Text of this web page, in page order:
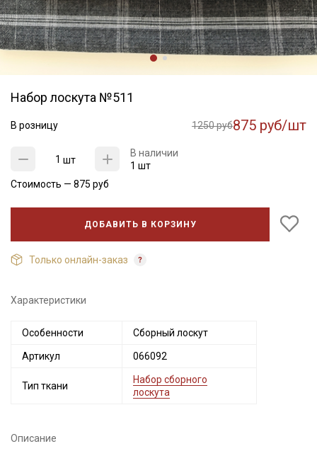
Набор лоскута №511
В розницу 1250 руб875 руб/шт
шт
В наличии
1 шт
Стоимость — 875 руб
ДОБАВИТЬ В КОРЗИНУ
Только онлайн-заказ
Характеристики
Особенности Сборный лоскут
Артикул 066092
Тип ткани
Набор сборного
лоскута
Описание
Мы публикуем здесь дополнительные
промокоды и скидки до 30% на узкие
категории тканей